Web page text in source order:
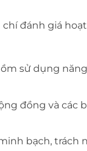
chí đánh giá
sử dụng
đồng và các
bạch, trách